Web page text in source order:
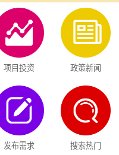
项目投资 政策新闻
发布需求 搜索热门